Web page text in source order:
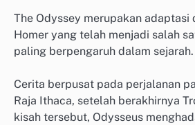
The Odyssey merupakan adaptasi
Homer yang telah menjadi salah
paling berpengaruh dalam sejarah.
Cerita berpusat pada perjalanan
Raja Ithaca, setelah berakhirnya
kisah tersebut, Odysseus